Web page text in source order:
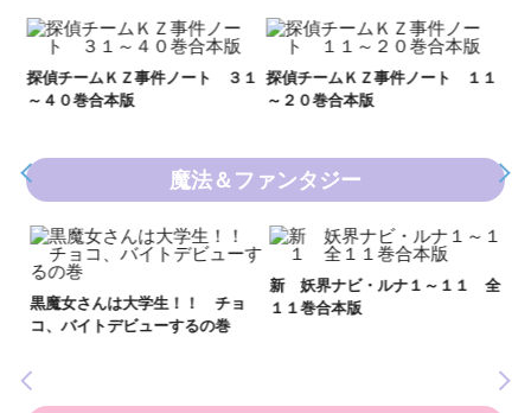
探偵チームＫＺ事件ノート ３１
～４０巻合本版
探偵チームＫＺ事件ノート １１
～２０巻合本版
魔法＆ファンタジー
黒魔女さんは大学生！！ チョ
コ、バイトデビューするの巻
新 妖界ナビ・ルナ１～１１ 全
１１巻合本版